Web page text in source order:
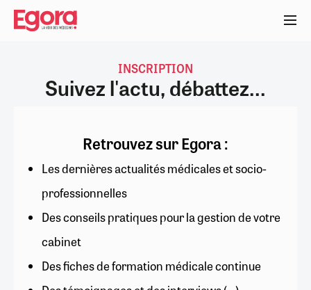
Aller
contenu
INSCRIPTION
Suivez l'actu, débattez...
Retrouvez sur Egora :
Les dernières actualités médicales et socio-
professionnelles
Des conseils pratiques pour la gestion de votre
cabinet
Des fiches de formation médicale continue